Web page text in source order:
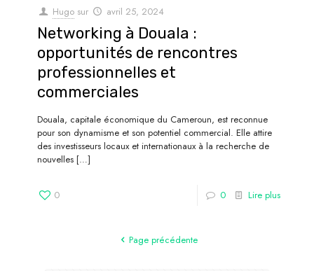
Hugo sur avril 25, 2024
Networking à Douala :
opportunités de rencontres
professionnelles et
commerciales
Douala, capitale économique du Cameroun, est reconnue
pour son dynamisme et son potentiel commercial. Elle attire
des investisseurs locaux et internationaux à la recherche de
nouvelles […]
0 0 Lire plus
Page précédente